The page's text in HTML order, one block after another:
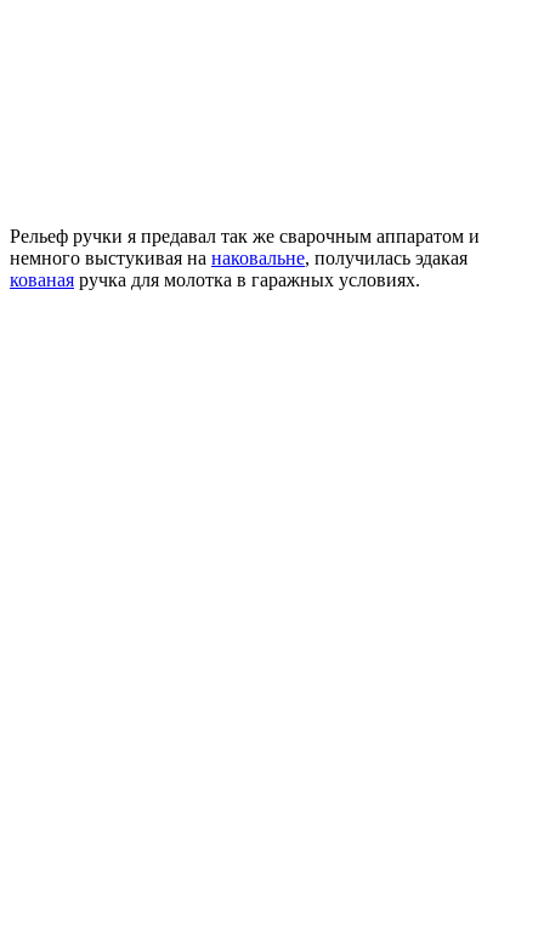
Рельеф ручки я предавал так же сварочным аппаратом и
немного выстукивая на наковальне, получилась эдакая
кованая ручка для молотка в гаражных условиях.